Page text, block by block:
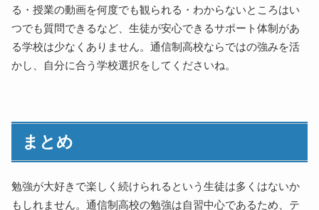
る・授業の動画を何度でも観られる・わからないところはい
つでも質問できるなど、生徒が安心できるサポート体制があ
る学校は少なくありません。通信制高校ならではの強みを活
かし、自分に合う学校選択をしてくださいね。
まとめ
勉強が大好きで楽しく続けられるという生徒は多くはないか
もしれません。通信制高校の勉強は自習中心であるため、テ